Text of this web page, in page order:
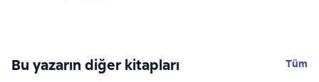
Bu yazarın diğer kitapları Tüm